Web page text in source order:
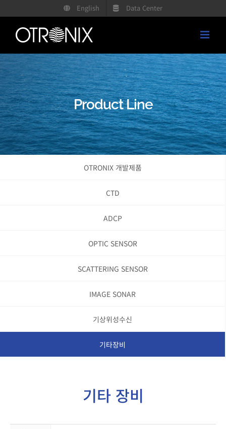
텐
건
너
뛰
기
English Data Center
Product Line
OTRONIX 개발제품
CTD
ADCP
OPTIC SENSOR
SCATTERING SENSOR
IMAGE SONAR
기상위성수신
기타장비
기타 장비